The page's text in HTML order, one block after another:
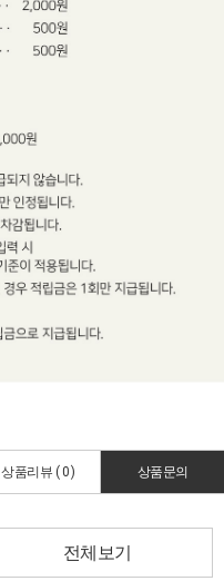
상품리뷰 (0) 상품문의
전체보기